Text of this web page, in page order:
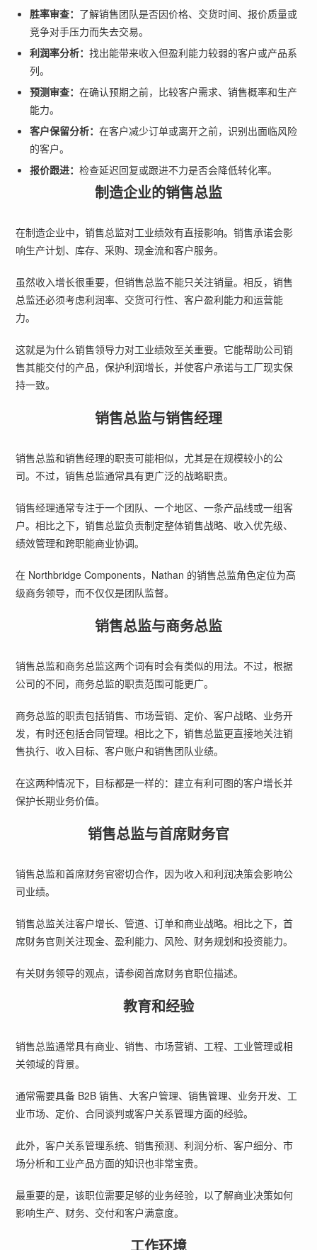
胜率审查： 了解销售团队是否因价格、交货时间、报价质量或
竞争对手压力而失去交易。
利润率分析：找出能带来收入但盈利能力较弱的客户或产品系
列。
预测审查：在确认预期之前，比较客户需求、销售概率和生产
能力。
客户保留分析：在客户减少订单或离开之前，识别出面临风险
的客户。
报价跟进：检查延迟回复或跟进不力是否会降低转化率。
制造企业的销售总监
在制造企业中，销售总监对工业绩效有直接影响。销售承诺会影
响生产计划、库存、采购、现金流和客户服务。
虽然收入增长很重要，但销售总监不能只关注销量。相反，销售
总监还必须考虑利润率、交货可行性、客户盈利能力和运营能
力。
这就是为什么销售领导力对工业绩效至关重要。它能帮助公司销
售其能交付的产品，保护利润增长，并使客户承诺与工厂现实保
持一致。
销售总监与销售经理
销售总监和销售经理的职责可能相似，尤其是在规模较小的公
司。不过，销售总监通常具有更广泛的战略职责。
销售经理通常专注于一个团队、一个地区、一条产品线或一组客
户。相比之下，销售总监负责制定整体销售战略、收入优先级、
绩效管理和跨职能商业协调。
在 Northbridge Components，Nathan 的销售总监角色定位为高
级商务领导，而不仅仅是团队监督。
销售总监与商务总监
销售总监和商务总监这两个词有时会有类似的用法。不过，根据
公司的不同，商务总监的职责范围可能更广。
商务总监的职责包括销售、市场营销、定价、客户战略、业务开
发，有时还包括合同管理。相比之下，销售总监更直接地关注销
售执行、收入目标、客户账户和销售团队业绩。
在这两种情况下，目标都是一样的：建立有利可图的客户增长并
保护长期业务价值。
销售总监与首席财务官
销售总监和首席财务官密切合作，因为收入和利润决策会影响公
司业绩。
销售总监关注客户增长、管道、订单和商业战略。相比之下，首
席财务官则关注现金、盈利能力、风险、财务规划和投资能力。
有关财务领导的观点，请参阅首席财务官职位描述。
教育和经验
销售总监通常具有商业、销售、市场营销、工程、工业管理或相
关领域的背景。
通常需要具备 B2B 销售、大客户管理、销售管理、业务开发、工
业市场、定价、合同谈判或客户关系管理方面的经验。
此外，客户关系管理系统、销售预测、利润分析、客户细分、市
场分析和工业产品方面的知识也非常宝贵。
最重要的是，该职位需要足够的业务经验，以了解商业决策如何
影响生产、财务、交付和客户满意度。
工作环境